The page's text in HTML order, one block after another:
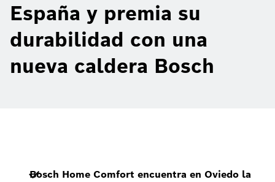
España y premia su
durabilidad con una
nueva caldera Bosch
Bosch Home Comfort encuentra en Oviedo la